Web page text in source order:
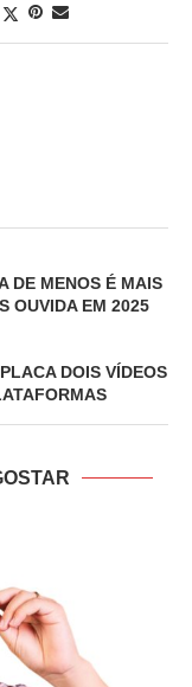
DE MENOS É MAIS
OUVIDA EM 2025
DOIS VÍDEOS